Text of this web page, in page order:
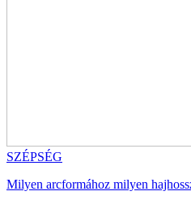
SZÉPSÉG
Milyen arcformához milyen